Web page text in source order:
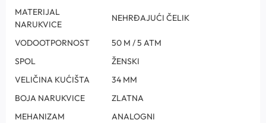
MATERIJAL
NARUKVICE
NEHRĐAJUĆI ČELIK
VODOOTPORNOST
50 M / 5 ATM
SPOL
ŽENSKI
VELIČINA KUĆIŠTA
34 MM
BOJA NARUKVICE
ZLATNA
MEHANIZAM
ANALOGNI